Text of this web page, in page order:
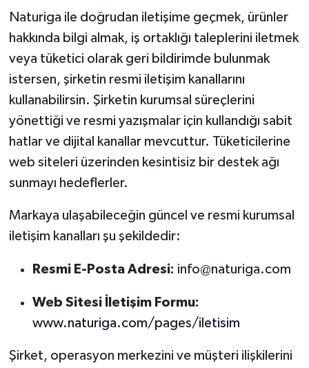
Naturiga ile doğrudan iletişime geçmek, ürünler
hakkında bilgi almak, iş ortaklığı taleplerini iletmek
veya tüketici olarak geri bildirimde bulunmak
istersen, şirketin resmi iletişim kanallarını
kullanabilirsin. Şirketin kurumsal süreçlerini
yönettiği ve resmi yazışmalar için kullandığı sabit
hatlar ve dijital kanallar mevcuttur. Tüketicilerine
web siteleri üzerinden kesintisiz bir destek ağı
sunmayı hedeflerler.
Markaya ulaşabileceğin güncel ve resmi kurumsal
iletişim kanalları şu şekildedir:
Resmi E-Posta Adresi: info@naturiga.com
Web Sitesi İletişim Formu:
www.naturiga.com/pages/iletisim
Şirket, operasyon merkezini ve müşteri ilişkilerini